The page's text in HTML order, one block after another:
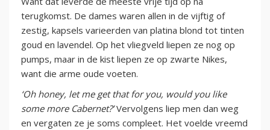
terugkomst. De dames waren allen in de vijftig of
zestig, kapsels varieerden van platina blond tot tinten
goud en lavendel. Op het vliegveld liepen ze nog op
pumps, maar in de kist liepen ze op zwarte Nikes,
want die arme oude voeten.
‘Oh honey, let me get that for you, would you like
some more Cabernet?’Vervolgens liep men dan weg
en vergaten ze je soms compleet. Het voelde vreemd